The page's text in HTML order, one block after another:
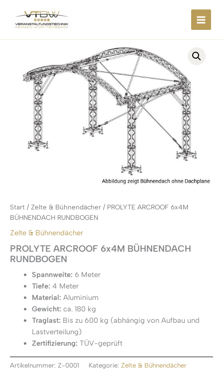
springen
Inhalt
springen
Start / Zelte & Bühnendächer / PROLYTE ARCROOF 6x4M
BÜHNENDACH RUNDBOGEN
Zelte & Bühnendächer
PROLYTE ARCROOF 6x4M BÜHNENDACH
RUNDBOGEN
Spannweite: 6 Meter
Tiefe: 4 Meter
Material: Aluminium
Gewicht: ca. 180 kg
Traglast: Bis zu 600 kg (abhängig von Aufbau und
Lastverteilung)
Zertifizierung: TÜV-geprüft
Artikelnummer: Z-0001 Kategorie: Zelte & Bühnendächer